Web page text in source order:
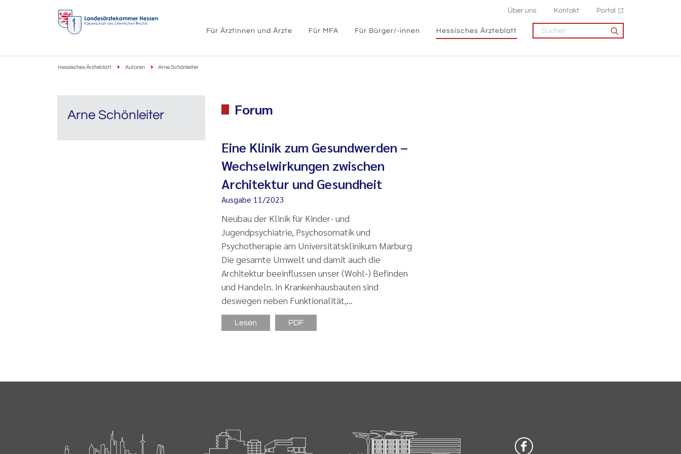
Über uns Kontakt Portal
Für Ärztinnen und Ärzte Für MFA Für Bürger/-innen Hessisches Ärzteblatt
Hessisches Ärzteblatt Autoren Arne Schönleiter
Arne Schönleiter Forum
Eine Klinik zum Gesundwerden –
Wechselwirkungen zwischen
Architektur und Gesundheit
Ausgabe 11/2023
Neubau der Klinik für Kinder- und
Jugendpsychiatrie, Psychosomatik und
Psychotherapie am Universitätsklinikum Marburg
Die gesamte Umwelt und damit auch die
Architektur beeinflussen unser (Wohl-) Befinden
und Handeln. In Krankenhausbauten sind
deswegen neben Funktionalität,…
Lesen PDF